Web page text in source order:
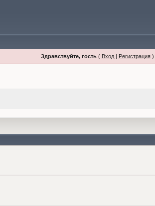
Здравствуйте, гость( Вход| Регистрация)